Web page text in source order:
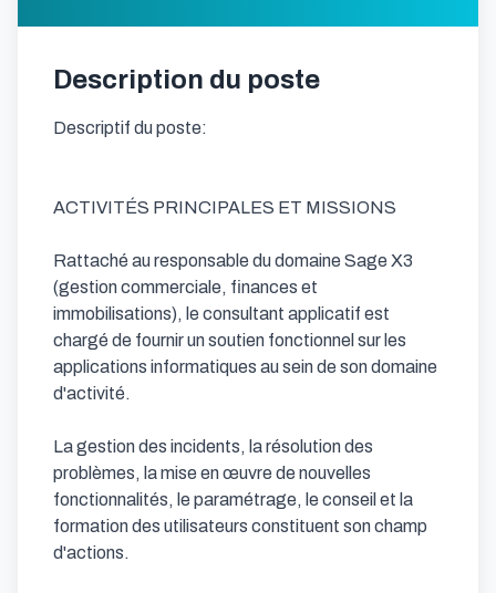
Description du poste
Descriptif du poste:
ACTIVITÉS PRINCIPALES ET MISSIONS
Rattaché au responsable du domaine Sage X3
(gestion commerciale, finances et
immobilisations), le consultant applicatif est
chargé de fournir un soutien fonctionnel sur les
applications informatiques au sein de son domaine
d'activité.
La gestion des incidents, la résolution des
problèmes, la mise en œuvre de nouvelles
fonctionnalités, le paramétrage, le conseil et la
formation des utilisateurs constituent son champ
d'actions.